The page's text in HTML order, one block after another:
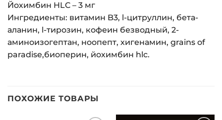
Йохимбин HLC – 3 мг
Ингредиенты: витамин B3, l-цитруллин, бета-
аланин, l-тирозин, кофеин безводный, 2-
аминоизогептан, ноопепт, хигенамин, grains of
paradise,биоперин, йохимбин hlc.
ПОХОЖИЕ ТОВАРЫ